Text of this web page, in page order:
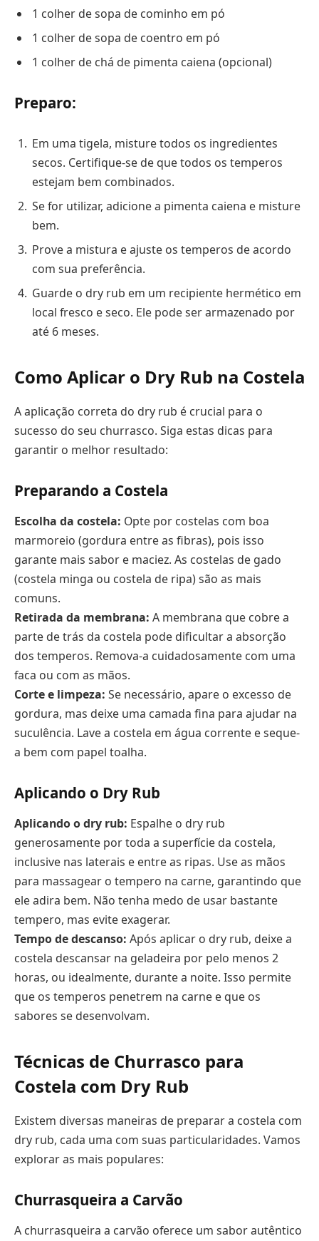
1 colher de sopa de cominho em pó
1 colher de sopa de coentro em pó
1 colher de chá de pimenta caiena (opcional)
Preparo:
Em uma tigela, misture todos os ingredientes
secos. Certifique-se de que todos os temperos
estejam bem combinados.
Se for utilizar, adicione a pimenta caiena e misture
bem.
Prove a mistura e ajuste os temperos de acordo
com sua preferência.
Guarde o dry rub em um recipiente hermético em
local fresco e seco. Ele pode ser armazenado por
até 6 meses.
Como Aplicar o Dry Rub na Costela
A aplicação correta do dry rub é crucial para o
sucesso do seu churrasco. Siga estas dicas para
garantir o melhor resultado:
Preparando a Costela
Escolha da costela: Opte por costelas com boa
marmoreio (gordura entre as fibras), pois isso
garante mais sabor e maciez. As costelas de gado
(costela minga ou costela de ripa) são as mais
comuns.
Retirada da membrana: A membrana que cobre a
parte de trás da costela pode dificultar a absorção
dos temperos. Remova-a cuidadosamente com uma
faca ou com as mãos.
Corte e limpeza: Se necessário, apare o excesso de
gordura, mas deixe uma camada fina para ajudar na
suculência. Lave a costela em água corrente e seque-
a bem com papel toalha.
Aplicando o Dry Rub
Aplicando o dry rub: Espalhe o dry rub
generosamente por toda a superfície da costela,
inclusive nas laterais e entre as ripas. Use as mãos
para massagear o tempero na carne, garantindo que
ele adira bem. Não tenha medo de usar bastante
tempero, mas evite exagerar.
Tempo de descanso: Após aplicar o dry rub, deixe a
costela descansar na geladeira por pelo menos 2
horas, ou idealmente, durante a noite. Isso permite
que os temperos penetrem na carne e que os
sabores se desenvolvam.
Técnicas de Churrasco para
Costela com Dry Rub
Existem diversas maneiras de preparar a costela com
dry rub, cada uma com suas particularidades. Vamos
explorar as mais populares:
Churrasqueira a Carvão
A churrasqueira a carvão oferece um sabor autêntico